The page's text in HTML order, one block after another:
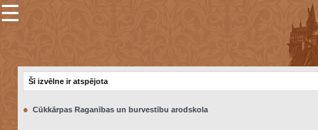
×
☰
Šī izvēlne ir atspējota
● Cūkkārpas Raganības un burvestību arodskola